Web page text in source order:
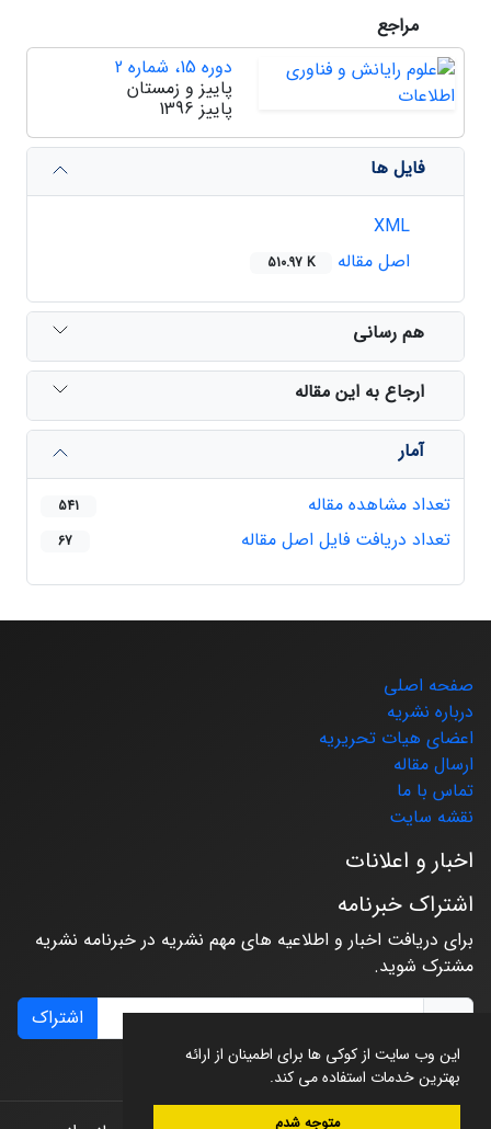
این وب سایت از کوکی ها برای اطمینان از ارائه
بهترین خدمات استفاده می کند.
متوجه شدم
مراجع
دوره 15، شماره 2
پاییز و زمستان
پاییز 1396
فایل ها
اصل مقاله
510.97 K
هم رسانی
ارجاع به این مقاله
آمار
تعداد مشاهده مقاله
541
تعداد دریافت فایل اصل مقاله 67
صفحه اصلی
درباره نشریه
اعضای هیات تحریریه
ارسال مقاله
تماس با ما
نقشه سایت
اخبار و اعلانات
اشتراک خبرنامه
برای دریافت اخبار و اطلاعیه های مهم نشریه در خبرنامه نشریه
مشترک شوید.
اشتراک